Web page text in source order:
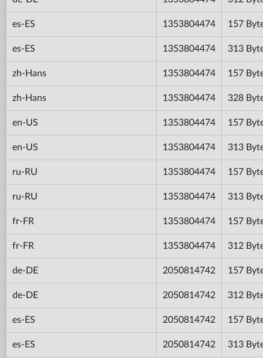
es-ES 1353804474 157
es-ES 1353804474 313
zh-Hans 1353804474 157
zh-Hans 1353804474 328
en-US 1353804474 157
en-US 1353804474 313
ru-RU 1353804474 157
ru-RU 1353804474 313
fr-FR 1353804474 157
fr-FR 1353804474 312
de-DE 2050814742 157
de-DE 2050814742 312
es-ES 2050814742 157
es-ES 2050814742 313